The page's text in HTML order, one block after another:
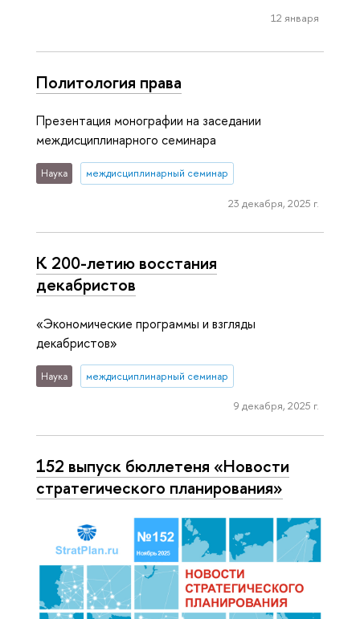
12 января
Политология права
Презентация монографии на заседании
междисциплинарного семинара
Наука междисциплинарный семинар
23 декабря, 2025 г.
К 200-летию восстания
декабристов
«Экономические программы и взгляды
декабристов»
Наука междисциплинарный семинар
9 декабря, 2025 г.
152 выпуск бюллетеня «Новости
стратегического планирования»